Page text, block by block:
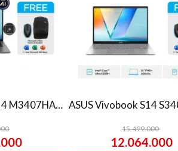
ASUS Vivobook S14 M3407HA Ryzen 7 260 1TB SSD 16GB WUXGA IPS Win11+OHS
15.499.000
12.064.000